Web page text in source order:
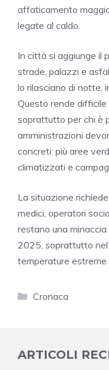
affaticamento
legate al caldo.
In città si aggiunge il
strade, palazzi e
lo rilasciano di notte,
Questo rende difficile
soprattutto per chi è
amministrazioni
concreti: più aree
climatizzati e
La situazione
medici, operatori
restano una
2025, soprattutto nel
temperature estreme
Categorie
Cronaca
ARTICOLI